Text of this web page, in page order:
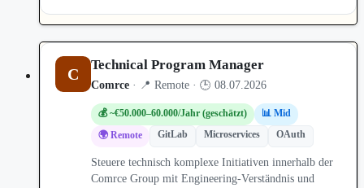
C Technical Program Manager
Comrce · 📍 Remote · 🕒 08.07.2026
💰 ~€50.000–60.000/Jahr (geschätzt)
📊 Mid
🌍 Remote
GitLab Microservices OAuth
Steuere technisch komplexe Initiativen innerhalb der
Comrce Group mit Engineering-Verständnis und